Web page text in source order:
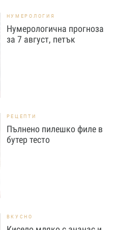
НУМЕРОЛОГИЯ
Нумерологична прогноза
за 7 август, петък
РЕЦЕПТИ
Пълнено пилешко филе в
бутер тесто
ВКУСНО